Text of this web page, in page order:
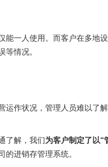
能一人使用。而客户在多地
等情况。
运作状况，管理人员难以了
了解，我们为客户制定了以“
的进销存管理系统。